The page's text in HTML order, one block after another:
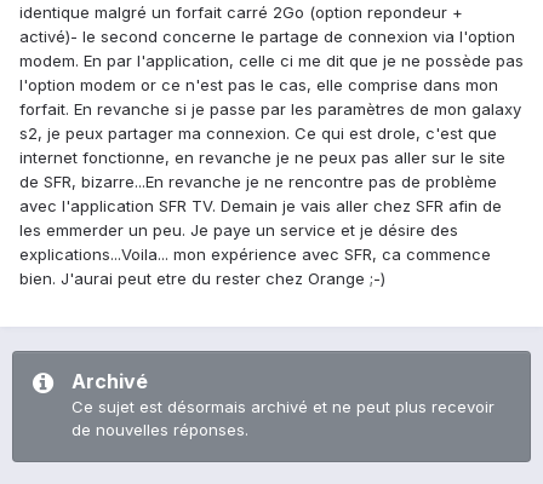
identique malgré un forfait carré 2Go (option repondeur +
activé)- le second concerne le partage de connexion via l'option
modem. En par l'application, celle ci me dit que je ne possède pas
l'option modem or ce n'est pas le cas, elle comprise dans mon
forfait. En revanche si je passe par les paramètres de mon galaxy
s2, je peux partager ma connexion. Ce qui est drole, c'est que
internet fonctionne, en revanche je ne peux pas aller sur le site
de SFR, bizarre...En revanche je ne rencontre pas de problème
avec l'application SFR TV. Demain je vais aller chez SFR afin de
les emmerder un peu. Je paye un service et je désire des
explications...Voila... mon expérience avec SFR, ca commence
bien. J'aurai peut etre du rester chez Orange ;-)
Archivé
Ce sujet est désormais archivé et ne peut plus recevoir
de nouvelles réponses.